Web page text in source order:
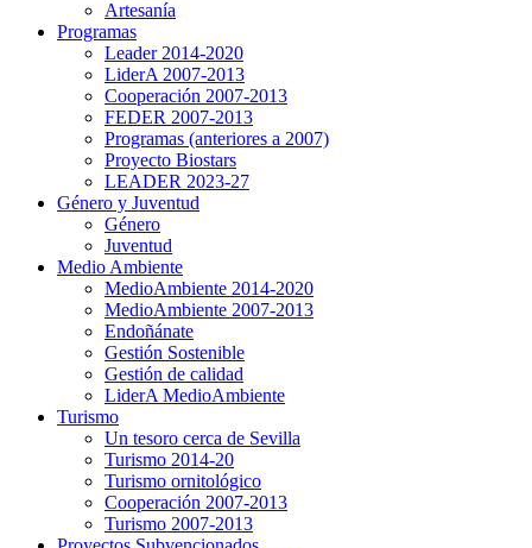
Artesanía
Programas
Leader 2014-2020
LiderA 2007-2013
Cooperación 2007-2013
FEDER 2007-2013
Programas (anteriores a 2007)
Proyecto Biostars
LEADER 2023-27
Género y Juventud
Género
Juventud
Medio Ambiente
MedioAmbiente 2014-2020
MedioAmbiente 2007-2013
Endoñánate
Gestión Sostenible
Gestión de calidad
LiderA MedioAmbiente
Turismo
Un tesoro cerca de Sevilla
Turismo 2014-20
Turismo ornitológico
Cooperación 2007-2013
Turismo 2007-2013